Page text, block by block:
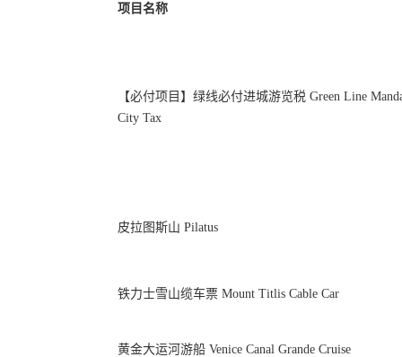
项目名称
【必付项目】绿线必付进城游览税 Green Line
City Tax
皮拉图斯山 Pilatus
铁力士雪山缆车票 Mount Titlis Cable Car
黄金大运河游船 Venice Canal Grande Cruise